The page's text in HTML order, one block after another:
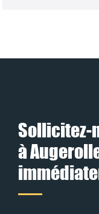
Sollicitez-
à